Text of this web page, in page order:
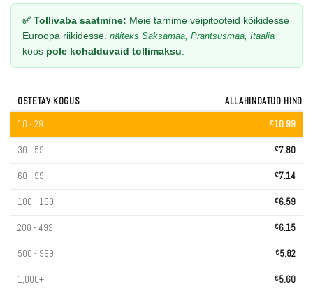
✅ Tollivaba saatmine: Meie tarnime veipitooteid kõikidesse
Euroopa riikidesse. näiteks Saksamaa, Prantsusmaa, Itaalia
koos pole kohalduvaid tollimaksu
OSTETAV KOGUS
ALLAHINDATUD HIND
10 - 29
€10.99
30 - 59 €7.80
60 - 99 €7.14
100 - 199 €6.59
200 - 499 €6.15
500 - 999 €5.82
1,000+ €5.60